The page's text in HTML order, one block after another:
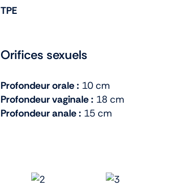
TPE
Orifices sexuels
Profondeur orale : 10 cm
Profondeur vaginale : 18 cm
Profondeur anale : 15 cm